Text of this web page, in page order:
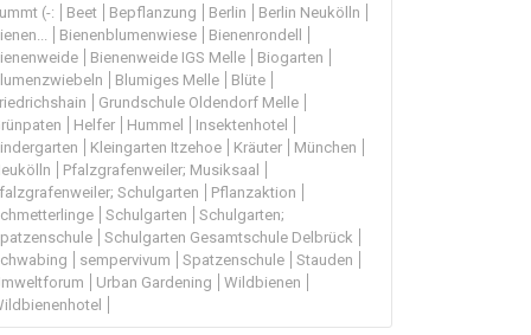
(-:
Beet Bepflanzung Berlin
Berlin Neukölln
Bienenblumenwiese
Bienenrondell
Bienenweide IGS Melle
Biogarten
Blumiges Melle
Blüte
Grundschule Oldendorf Melle
Helfer Hummel
Insektenhotel
Kleingarten Itzehoe Kräuter
München
Pfalzgrafenweiler; Musiksaal
Schulgarten
Pflanzaktion
Schulgarten
Schulgarten;
Schulgarten Gesamtschule Delbrück
sempervivum Spatzenschule
Stauden
Urban Gardening
Wildbienen